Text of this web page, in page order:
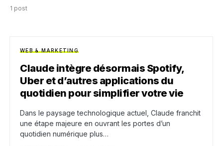
1 post
WEB & MARKETING
Claude intègre désormais Spotify,
Uber et d’autres applications du
quotidien pour simplifier votre vie
Dans le paysage technologique actuel, Claude franchit
une étape majeure en ouvrant les portes d’un
quotidien numérique plus…